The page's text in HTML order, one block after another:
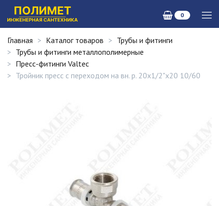
0
Главная Каталог товаров
Трубы и фитинги
Трубы и фитинги металлополимерные
Пресс-фитинги Valtec
Тройник пресс с переходом на вн. р. 20х1/2"х20 10/60